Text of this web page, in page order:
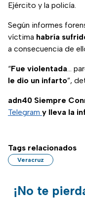
Ejército y la policía.
Según informes
víctima habría
a consecuencia de
“Fue violentada...
le dio un infarto”,
adn40 Siempre
Telegram y lleva la
Tags relacionados
Veracruz
¡No te